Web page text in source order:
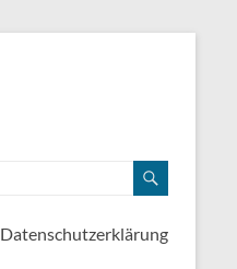
Datenschutzerklärung